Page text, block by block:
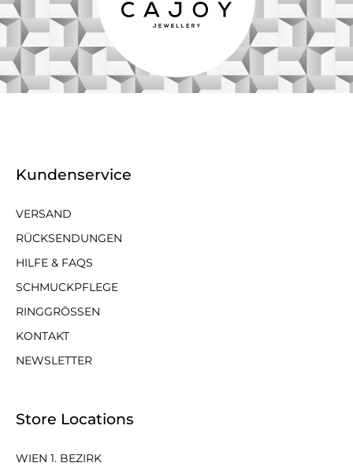
Kundenservice
VERSAND
RÜCKSENDUNGEN
HILFE & FAQS
SCHMUCKPFLEGE
RINGGRÖSSEN
KONTAKT
NEWSLETTER
Store Locations
WIEN 1. BEZIRK